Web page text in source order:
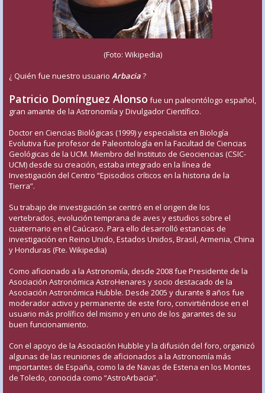
(Foto: Wikipedia)
¿ Quién fue nuestro usuario Arbacia?
Patricio Domínguez Alonso fue un paleontólogo español,
gran amante de la Astronomía y Divulgador Científico.
Doctor en Ciencias Biológicas (1999) y especialista en Biología
Evolutiva fue profesor de Paleontología en la Facultad de Ciencias
Geológicas de la UCM. Miembro del Instituto de Geociencias (CSIC-
UCM) desde su creación, estaba integrado en la línea de
Investigación del Centro “Episodios críticos en la historia de la
Tierra”.
Su trabajo de investigación se centró en el origen de los
vertebrados, evolución temprana de aves y estudios sobre el
cuaternario en el Caúcaso. Para ello desarrolló estancias de
investigación en Reino Unido, Estados Unidos, Brasil, Armenia, China
y Honduras (Fte. Wikipedia)
Como aficionado a la Astronomía, desde 2008 fue Presidente de la
Asociación Astronómica AstroHenares y socio destacado de la
Asociación Astronómica Hubble. Desde 2005 y durante 8 años fue
moderador activo y permanente de este foro, convirtiéndose en el
usuario más prolífico del mismo y en uno de los garantes de su
buen funcionamiento.
Con el apoyo de la Asociación Hubble y la difusión del foro, organizó
algunas de las reuniones de aficionados a la Astronomía más
importantes de España, como la de Navas de Estena en los Montes
de Toledo, conocida como “AstroArbacia”.